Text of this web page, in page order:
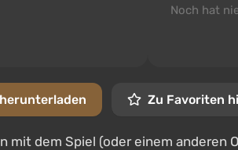
Noch hat
Zu Favoriten
mit dem Spiel (oder einem anderen